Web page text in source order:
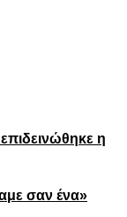
η
σαν ένα»